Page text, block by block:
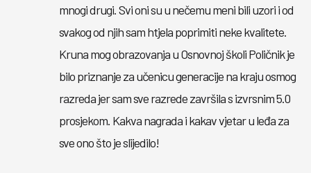
mnogi drugi. Svi oni su u nečemu meni bili uzori i od
svakog od njih sam htjela poprimiti neke kvalitete.
Kruna mog obrazovanja u Osnovnoj školi Poličnik je
bilo priznanje za učenicu generacije na kraju osmog
razreda jer sam sve razrede završila s izvrsnim 5.0
prosjekom. Kakva nagrada i kakav vjetar u leđa za
sve ono što je slijedilo!